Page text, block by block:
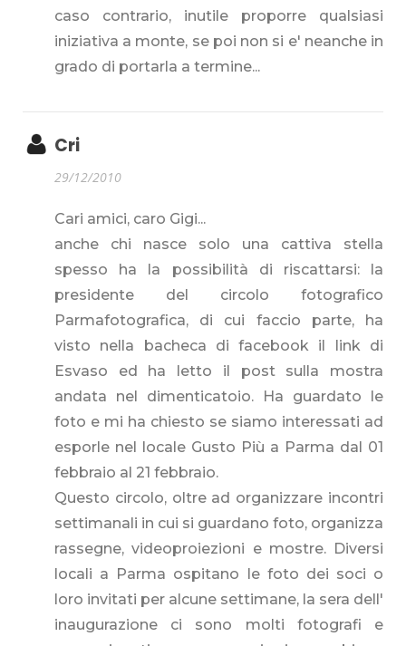
caso contrario, inutile proporre qualsiasi
iniziativa a monte, se poi non si e' neanche in
grado di portarla a termine...
Cri
29/12/2010
Cari amici, caro Gigi...
anche chi nasce solo una cattiva stella
spesso ha la possibilità di riscattarsi: la
presidente del circolo fotografico
Parmafotografica, di cui faccio parte, ha
visto nella bacheca di facebook il link di
Esvaso ed ha letto il post sulla mostra
andata nel dimenticatoio. Ha guardato le
foto e mi ha chiesto se siamo interessati ad
esporle nel locale Gusto Più a Parma dal 01
febbraio al 21 febbraio.
Questo circolo, oltre ad organizzare incontri
settimanali in cui si guardano foto, organizza
rassegne, videoproiezioni e mostre. Diversi
locali a Parma ospitano le foto dei soci o
loro invitati per alcune settimane, la sera dell'
inaugurazione ci sono molti fotografi e